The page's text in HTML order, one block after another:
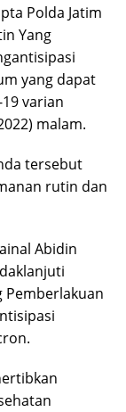
Polda Jatim
Yang
yang dapat
varian
malam.
tersebut
rutin dan
Abidin
Pemberlakuan